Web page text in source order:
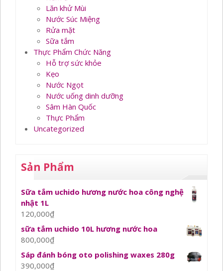
Lăn khử Mùi
Nước Súc Miệng
Rửa mặt
Sữa tắm
Thực Phẩm Chức Năng
Hỗ trợ sức khỏe
Kẹo
Nước Ngọt
Nước uống dinh dưỡng
Sâm Hàn Quốc
Thực Phẩm
Uncategorized
Sản Phẩm
Sữa tắm uchido hương nước hoa công nghệ
nhật 1L
120,000₫
sữa tắm uchido 10L hương nước hoa
800,000₫
Sáp đánh bóng oto polishing waxes 280g
390,000₫